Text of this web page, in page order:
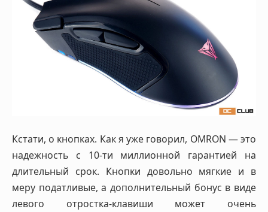
Кстати, о кнопках. Как я уже говорил, OMRON — это
надежность с 10-ти миллионной гарантией на
длительный срок. Кнопки довольно мягкие и в
меру податливые, а дополнительный бонус в виде
левого отростка-клавиши может очень